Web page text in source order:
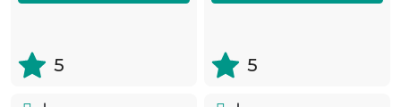
5 5